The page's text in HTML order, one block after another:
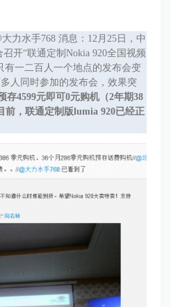
力水手768 消息：12月25日，中
开“联通定制Nokia 920全国视频
有一二百人一个地点的发布会变
人同时参加的发布会，效果突
存4599元即可0元购机（2年期38
前，联通定制版lumia 920已经正